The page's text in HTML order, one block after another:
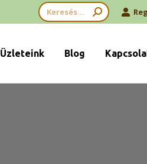
Search:
Üzleteink Blog